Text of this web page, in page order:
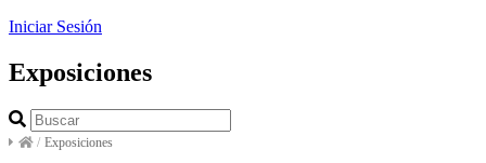
Iniciar Sesión
Exposiciones
/ Exposiciones